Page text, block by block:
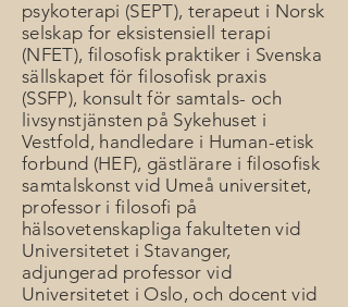
psykoterapi (SEPT), terapeut i Norsk
selskap for eksistensiell terapi
(NFET), filosofisk praktiker i Svenska
sällskapet för filosofisk praxis
(SSFP), konsult för samtals- och
livsynstjänsten på Sykehuset i
Vestfold, handledare i Human-etisk
forbund (HEF), gästlärare i filosofisk
samtalskonst vid Umeå universitet,
professor i filosofi på
hälsovetenskapliga fakulteten vid
Universitetet i Stavanger,
adjungerad professor vid
Universitetet i Oslo, och docent vid